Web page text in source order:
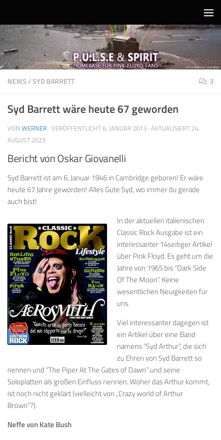
NEWS/SYD BARRETT 3
Syd Barrett wäre heute 67 geworden
VON WERNER · VERÖFFENTLICHT6. JANUAR 2013 · AKTUALISIERT 24.
AUGUST 2023
Bericht von Oskar Giovanelli
Syd Barrett ist am 6. Januar 1946 in Cambridge geboren! Er wäre
heute 67 Jahre geworden! Alles Gute Syd, wo immer du gerade
auch bist!
In der aktuellen italienischen
Classic Rock Ausgabe ist ein
interessanter 14seitiger Artikel
über Pink Floyd. Es geht um die
Jahre von 1965 bis “Dark Side
Of The Moon”. Keine
wesentlichen Neuigkeiten für
uns.
Viel interessanter dagegen ist
ein Artikel über eine Band
namens “Syd Arthur”, die sich
zu Ehren von Syd Barrett so
nennen und “The Piper At The Gates of Dawn” und seine
Soloplatten als großen Einfluss nennen. Woher das Arthur kommt,
ist noch nicht geklärt (vielleicht von „Crazy world of Arthur
Brown“?).
Neffe von Kate Bush